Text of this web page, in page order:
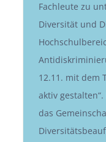
Fachleute zu
Diversität und
12.11. mit dem
aktiv
das